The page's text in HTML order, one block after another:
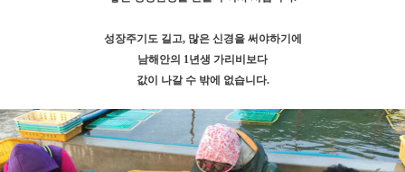
성장주기도 길고, 많은 신경을 써야하기에
남해안의 1년생 가리비보다
값이 나갈 수 밖에 없습니다.